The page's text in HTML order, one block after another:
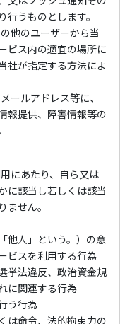
うものとします。
他のユーザーから当
ビス内の適宜の場所に
社が指定する方法によ
ルアドレス等に、
報提供、障害情報等の
にあたり、自ら又は
に該当し若しくは該当
せん。
他人」という。）の意
ビスを利用する行為
挙法違反、政治資金規
に関連する行為
う行為
は命令、法的拘束力の